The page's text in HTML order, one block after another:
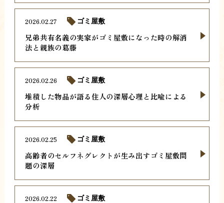
兄弟共有名義の実家がゴミ屋敷になった時の解消
法と親族の葛藤
2026.02.27 ゴミ屋敷
堆積した物品が語る住人の深層心理と比喩による
分析
2026.02.26 ゴミ屋敷
高齢者のセルフネグレクトが生み出すゴミ屋敷問
題の深層
2026.02.25 ゴミ屋敷
2026.02.22 ゴミ屋敷